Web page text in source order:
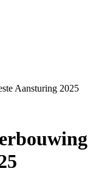
Aansturing 2025